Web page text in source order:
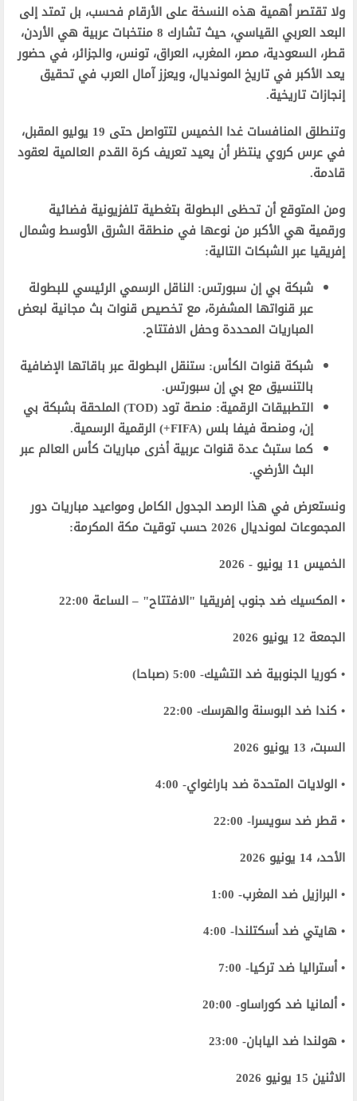
ولا تقتصر أهمية هذه النسخة على الأرقام فحسب، بل تمتد إلى
البعد العربي القياسي، حيث تشارك 8 منتخبات عربية هي الأردن،
قطر، السعودية، مصر، المغرب، العراق، تونس، والجزائر، في حضور
يعد الأكبر في تاريخ المونديال، ويعزز آمال العرب في تحقيق
إنجازات تاريخية.
وتنطلق المنافسات غدا الخميس لتتواصل حتى 19 يوليو المقبل،
في عرس كروي ينتظر أن يعيد تعريف كرة القدم العالمية لعقود
قادمة.
ومن المتوقع أن تحظى البطولة بتغطية تلفزيونية فضائية
ورقمية هي الأكبر من نوعها في منطقة الشرق الأوسط وشمال
إفريقيا عبر الشبكات التالية:
شبكة بي إن سبورتس: الناقل الرسمي الرئيسي للبطولة
عبر قنواتها المشفرة، مع تخصيص قنوات بث مجانية لبعض
المباريات المحددة وحفل الافتتاح.
شبكة قنوات الكأس: ستنقل البطولة عبر باقاتها الإضافية
بالتنسيق مع بي إن سبورتس.
التطبيقات الرقمية: منصة تود (TOD) الملحقة بشبكة بي
إن، ومنصة فيفا بلس (FIFA+) الرقمية الرسمية.
كما ستبث عدة قنوات عربية أخرى مباريات كأس العالم عبر
البث الأرضي.
ونستعرض في هذا الرصد الجدول الكامل ومواعيد مباريات دور
المجموعات لمونديال 2026 حسب توقيت مكة المكرمة:
الخميس 11 يونيو - 2026
• المكسيك ضد جنوب إفريقيا "الافتتاح" – الساعة 22:00
الجمعة 12 يونيو 2026
• كوريا الجنوبية ضد التشيك- 5:00 (صباحا)
• كندا ضد البوسنة والهرسك- 22:00
السبت، 13 يونيو 2026
• الولايات المتحدة ضد باراغواي- 4:00
• قطر ضد سويسرا- 22:00
الأحد، 14 يونيو 2026
• البرازيل ضد المغرب- 1:00
• هايتي ضد أسكتلندا- 4:00
• أستراليا ضد تركيا- 7:00
• ألمانيا ضد كوراساو- 20:00
• هولندا ضد اليابان- 23:00
الاثنين 15 يونيو 2026